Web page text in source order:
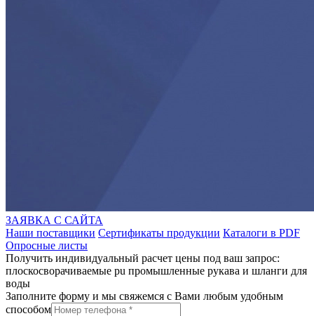
ЗАЯВКА С САЙТА
Наши поставщики Сертификаты продукции Каталоги в PDF
Опросные листы
Получить индивидуальный расчет цены под ваш запрос:
плоскосворачиваемые pu промышленные рукава и шланги для
воды
Заполните форму и мы свяжемся с Вами любым удобным
способом